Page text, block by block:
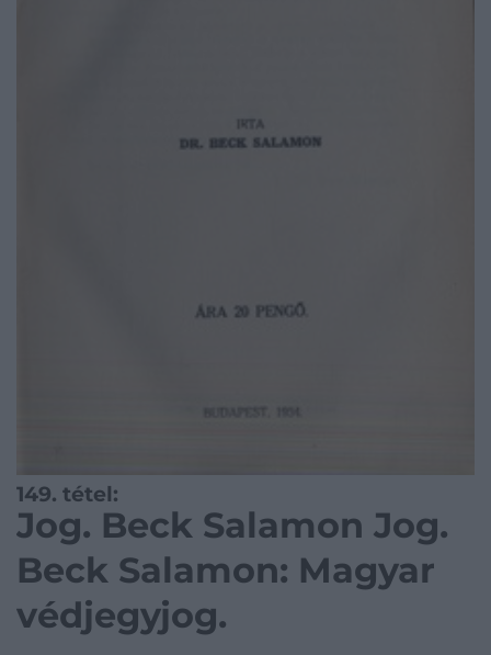
149. tétel:
Jog. Beck Salamon Jog.
Beck Salamon: Magyar
védjegyjog.